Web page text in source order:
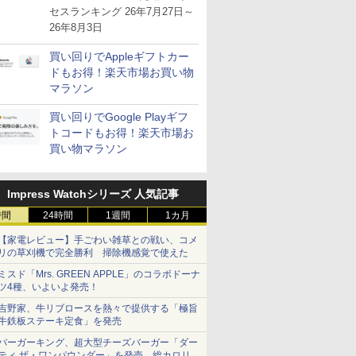
が注目を集める
セスランキング 26年7月27日～
26年8月3日
買い回りでAppleギフトカー
ドもお得！楽天市場お買い物
マラソン
買い回りでGoogle Playギフ
トコードもお得！楽天市場お
買い物マラソン
Impress Watchシリーズ 人気記事
24時間 1週間 1カ月
家電レビュー】手ごわい雑草との戦い、コメ
の草刈機で完全勝利 掃除機感覚で使えた
スド「Mrs. GREEN APPLE」のコラボドーナ
4種、いよいよ発売！
野家、牛リブロースを熱々で提供する「極旨
鉄板ステーキ定食」を発売
ーガーキング、超大型チーズバーガー「ダー